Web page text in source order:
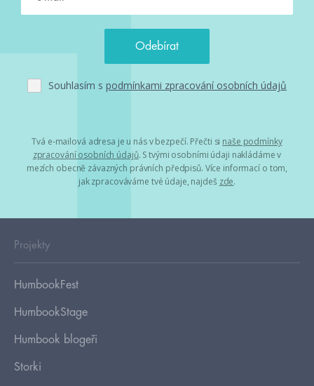
Souhlasím s podmínkami zpracování osobních údajů
Tvá e-mailová adresa je u nás v bezpečí. Přečti si naše podmínky
zpracování osobních údajů. S tvými osobními údaji nakládáme v
mezích obecně závazných právních předpisů. Více informací o tom,
jak zpracováváme tvé údaje, najdeš zde.
Projekty
HumbookFest
HumbookStage
Humbook blogeři
Storki